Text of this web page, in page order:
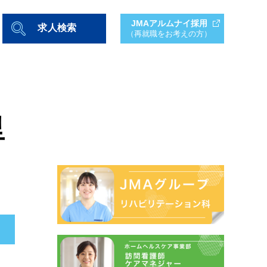
求人検索 JMAアルムナイ採用
（再就職をお考えの方）